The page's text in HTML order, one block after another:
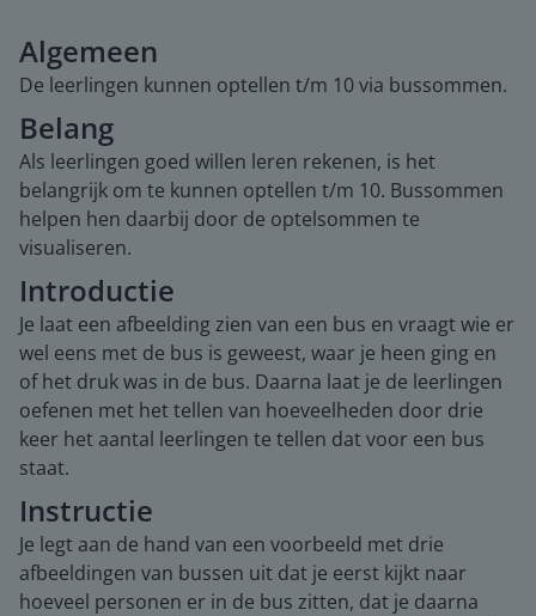
Algemeen
De leerlingen kunnen optellen t/m 10 via bussommen.
Belang
Als leerlingen goed willen leren rekenen, is het
belangrijk om te kunnen optellen t/m 10. Bussommen
helpen hen daarbij door de optelsommen te
visualiseren.
Introductie
Je laat een afbeelding zien van een bus en vraagt wie er
wel eens met de bus is geweest, waar je heen ging en
of het druk was in de bus. Daarna laat je de leerlingen
oefenen met het tellen van hoeveelheden door drie
keer het aantal leerlingen te tellen dat voor een bus
staat.
Instructie
Je legt aan de hand van een voorbeeld met drie
afbeeldingen van bussen uit dat je eerst kijkt naar
hoeveel personen er in de bus zitten, dat je daarna